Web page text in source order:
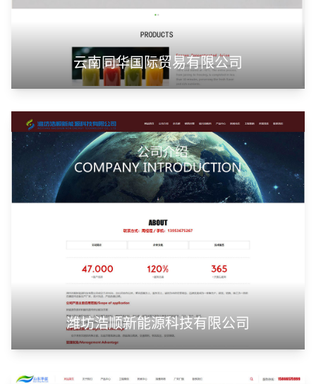
云南同华国际贸易有限公司
潍坊浩顺新能源科技有限公司